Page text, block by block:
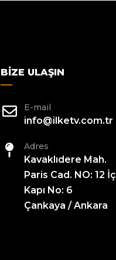
BIZE ULAŞIN
E-mail
info@ilketv.com.tr
Adres
Kavaklıdere Mah.
Paris Cad. NO: 12 İç
Kapı No: 6
Çankaya / Ankara